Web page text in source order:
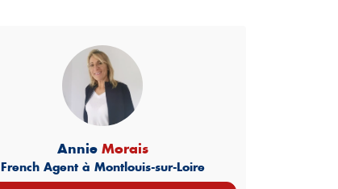
Annie Morais
French Agent à Montlouis-sur-Loire